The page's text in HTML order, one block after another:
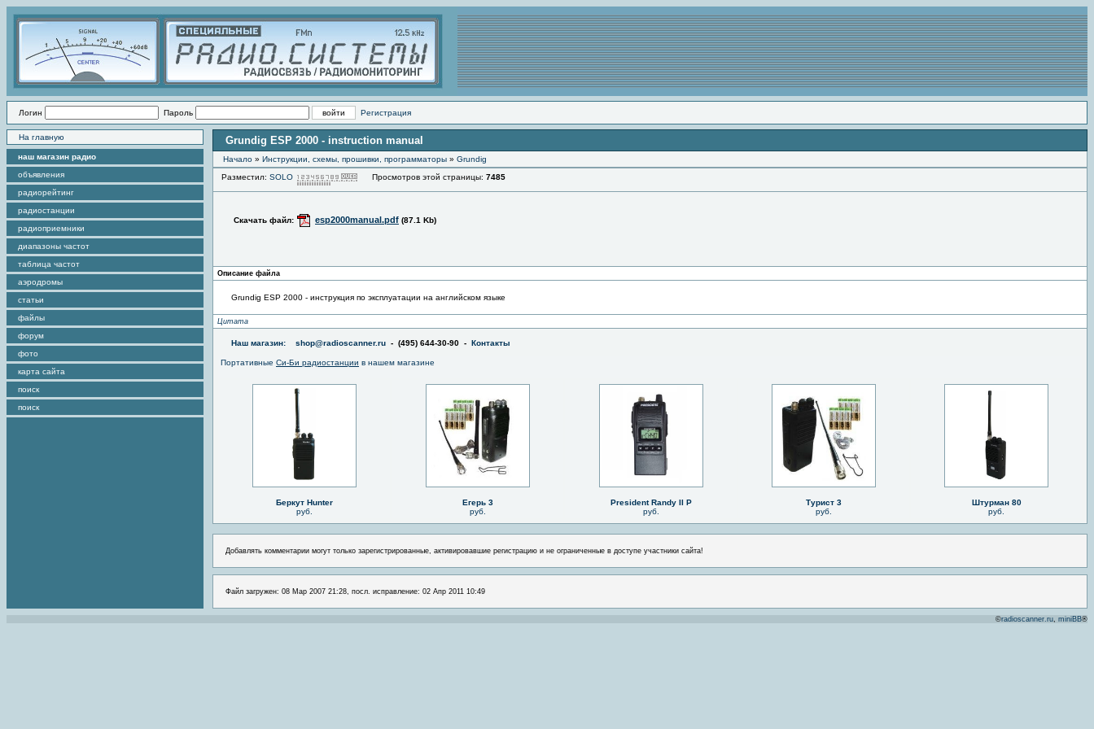
Логин Пароль Регистрация
На главную
наш магазин радио
объявления
радиорейтинг
радиостанции
радиоприемники
диапазоны частот
таблица частот
аэродромы
статьи
файлы
форум
фото
карта сайта
поиск
поиск
Grundig ESP 2000 - instruction manual
Начало » Инструкции, схемы, прошивки, программаторы » Grundig
Разместил: SOLO Просмотров этой страницы: 7485
Скачать файл: esp2000manual.pdf (87.1 Kb)
Описание файла
Grundig ESP 2000 - инструкция по эксплуатации на английском языке
Цитата
Наш магазин: shop@radioscanner.ru - (495) 644-30-90 - Контакты
Портативные Си-Би радиостанции в нашем магазине
Беркут Hunter
руб.
Егерь 3
руб.
President Randy II P
руб.
Турист 3
руб.
Штурман 80
руб.
Добавлять комментарии могут только зарегистрированные, активировавшие регистрацию и не ограниченные в доступе участники сайта!
Файл загружен: 08 Мар 2007 21:28, посл. исправление: 02 Апр 2011 10:49
©radioscanner.ru, miniBB®